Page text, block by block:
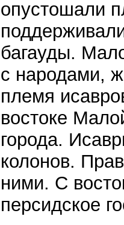
опустошали
багауды.
с народами,
племя
востоке
города.
колонов.
ними. С
персидское